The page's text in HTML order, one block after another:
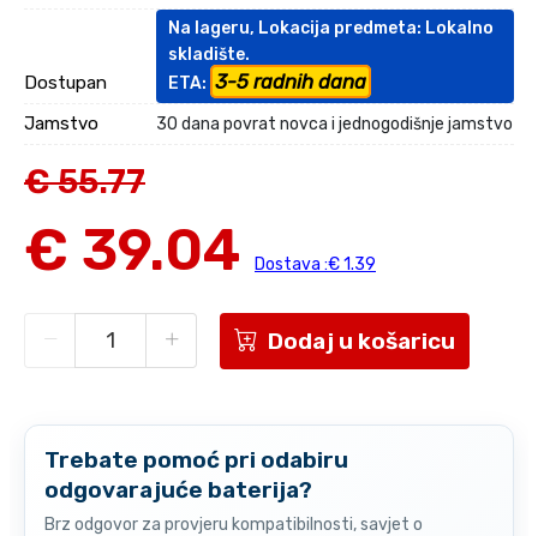
Dostupan
Na lageru, Lokacija predmeta: Lokalno
skladište.
ETA: 3-5 radnih dana
Jamstvo 30 dana povrat novca i jednogodišnje jamstvo
€ 55.77
€ 39.04 Dostava :€ 1.39
Dodaj u košaricu
Trebate pomoć pri odabiru
odgovarajuće baterija?
Brz odgovor za provjeru kompatibilnosti, savjet o